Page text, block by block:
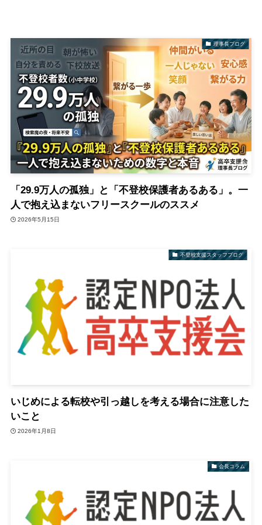
理事長ブログ
「29.9万人の孤独」と「不登校保護者あるある」。一
人で抱え込まないフリースクールのススメ
2026年5月15日
不登校支援スタッフブログ
いじめによる転校や引っ越しを考える場合に注意した
いこと
2026年1月8日
会長コラム